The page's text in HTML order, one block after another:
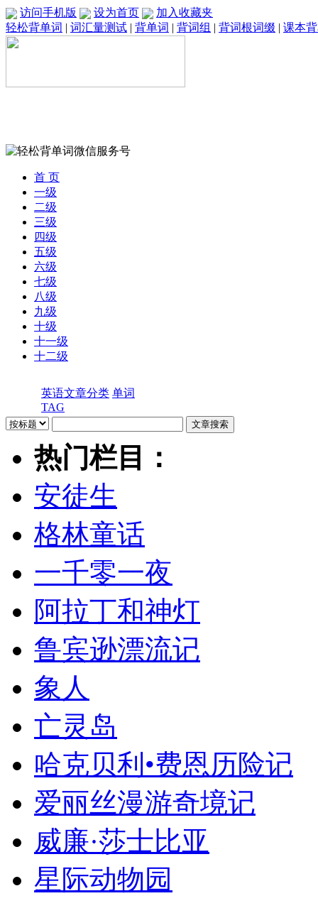
访问手机版 设为首页
加入收藏夹
轻松背单词 | 词汇量测试 | 背单词 | 背词组 | 背词根词缀 | 课本
首 页
一级
二级
三级
四级
五级
六级
七级
八级
九级
十级
十一级
十二级
英语文章分类 单词
TAG
热门栏目：
安徒生
格林童话
一千零一夜
阿拉丁和神灯
鲁宾逊漂流记
象人
亡灵岛
哈克贝利•费恩历险记
爱丽丝漫游奇境记
威廉·莎士比亚
星际动物园